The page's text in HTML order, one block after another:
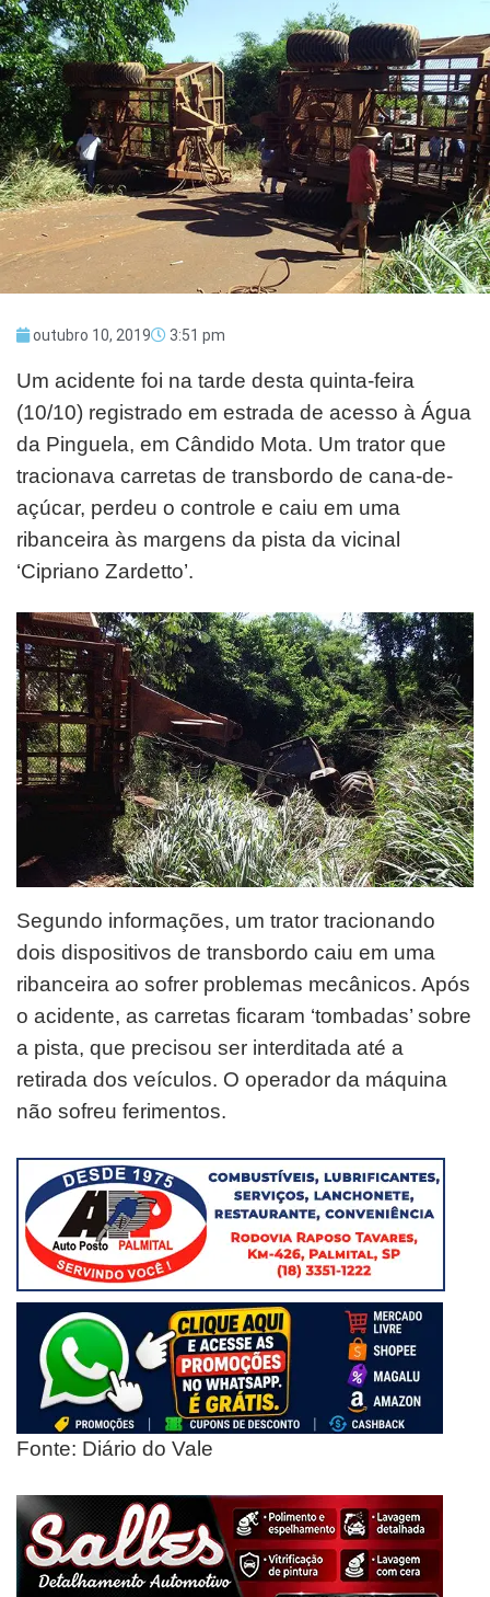
outubro 10, 2019 3:51 pm
Um acidente foi na tarde desta quinta-feira
(10/10) registrado em estrada de acesso à Água
da Pinguela, em Cândido Mota. Um trator que
tracionava carretas de transbordo de cana-de-
açúcar, perdeu o controle e caiu em uma
ribanceira às margens da pista da vicinal
‘Cipriano Zardetto’.
Segundo informações, um trator tracionando
dois dispositivos de transbordo caiu em uma
ribanceira ao sofrer problemas mecânicos. Após
o acidente, as carretas ficaram ‘tombadas’ sobre
a pista, que precisou ser interditada até a
retirada dos veículos. O operador da máquina
não sofreu ferimentos.
Fonte: Diário do Vale